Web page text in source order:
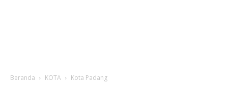
Beranda KOTA Kota Padang